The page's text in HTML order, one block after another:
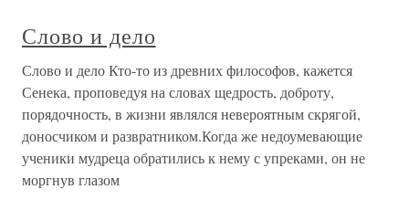
Слово и дело
Слово и дело Кто-то из древних философов, кажется
Сенека, проповедуя на словах щедрость, доброту,
порядочность, в жизни являлся невероятным скрягой,
доносчиком и развратником.Когда же недоумевающие
ученики мудреца обратились к нему с упреками, он не
моргнув глазом